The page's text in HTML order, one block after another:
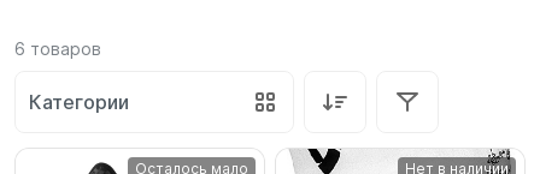
6 товаров
Категории
Осталось мало Нет в наличии